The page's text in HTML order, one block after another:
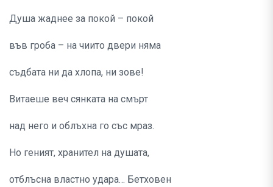
Душа жаднее за покой – покой
във гроба – на чиито двери няма
съдбата ни да хлопа, ни зове!
Витаеше веч сянката на смърт
над него и облъхна го със мраз.
Но геният, хранител на душата,
отблъсна властно удара… Бетховен